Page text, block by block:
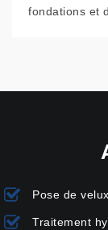
fondations et
Pose de
Traitement